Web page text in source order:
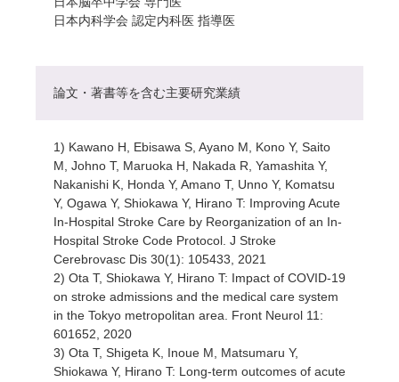
日本内科学会 認定内科医 指導医
論文・著書等を含む主要研究業績
1) Kawano H, Ebisawa S, Ayano M, Kono Y, Saito
M, Johno T, Maruoka H, Nakada R, Yamashita Y,
Nakanishi K, Honda Y, Amano T, Unno Y, Komatsu
Y, Ogawa Y, Shiokawa Y, Hirano T: Improving Acute
In-Hospital Stroke Care by Reorganization of an In-
Hospital Stroke Code Protocol. J Stroke
Cerebrovasc Dis 30(1): 105433, 2021
2) Ota T, Shiokawa Y, Hirano T: Impact of COVID-19
on stroke admissions and the medical care system
in the Tokyo metropolitan area. Front Neurol 11:
601652, 2020
3) Ota T, Shigeta K, Inoue M, Matsumaru Y,
Shiokawa Y, Hirano T: Long-term outcomes of acute